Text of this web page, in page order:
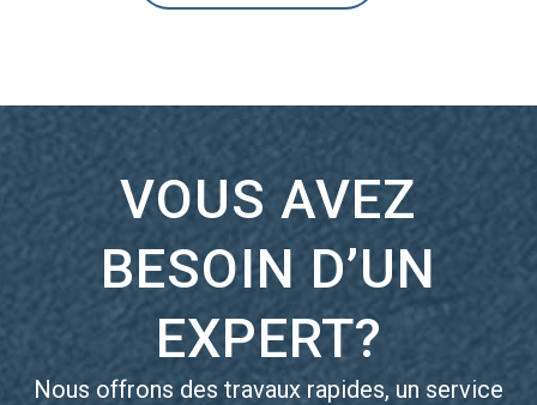
VOUS AVEZ
BESOIN D’UN
EXPERT?
Nous offrons des travaux rapides, un service